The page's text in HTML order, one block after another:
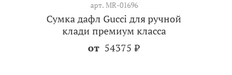
арт. MR-01696
Сумка дафл Gucci для ручной
клади премиум класса
от 54375 ₽